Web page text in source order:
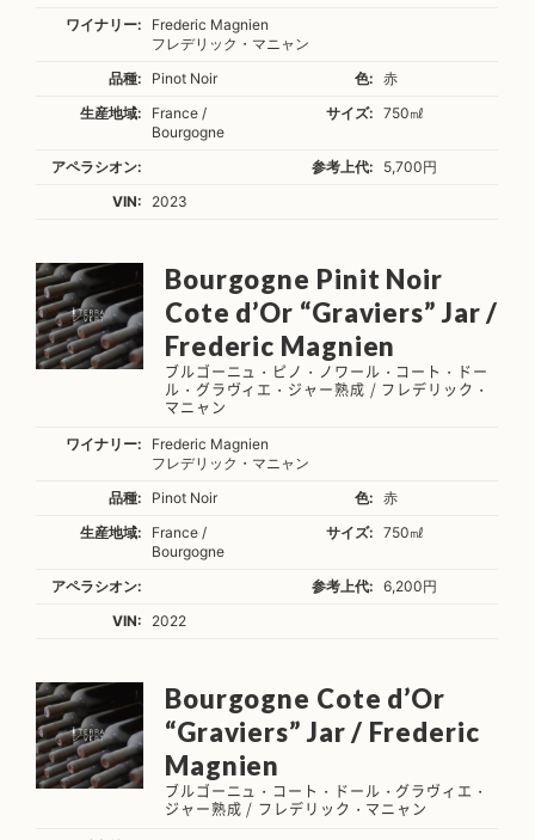
ワイナリー:
Frederic Magnien
フレデリック・マニャン
品種:
Pinot Noir 色:
赤
生産地域:
France /
Bourgogne
サイズ: 750㎖
アペラシオン: 参考上代:
5,700円
VIN:
2023
Bourgogne Pinit Noir
Cote d’Or “Graviers” Jar /
Frederic Magnien
ブルゴーニュ・ピノ・ノワール・コート・ドー
ル・グラヴィエ・ジャー熟成 / フレデリック・
マニャン
ワイナリー:
Frederic Magnien
フレデリック・マニャン
品種:
Pinot Noir 色:
赤
生産地域:
France /
Bourgogne
サイズ: 750㎖
アペラシオン: 参考上代:
6,200円
VIN:
2022
Bourgogne Cote d’Or
“Graviers” Jar / Frederic
Magnien
ブルゴーニュ・コート・ドール・グラヴィエ・
ジャー熟成 / フレデリック・マニャン